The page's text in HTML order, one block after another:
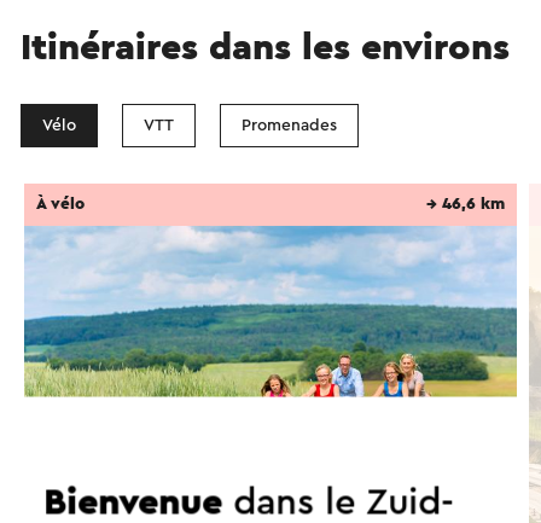
Itinéraires dans les environs
Vélo VTT Promenades
À vélo → 46,6 km
Bienvenuedans le Zuid-